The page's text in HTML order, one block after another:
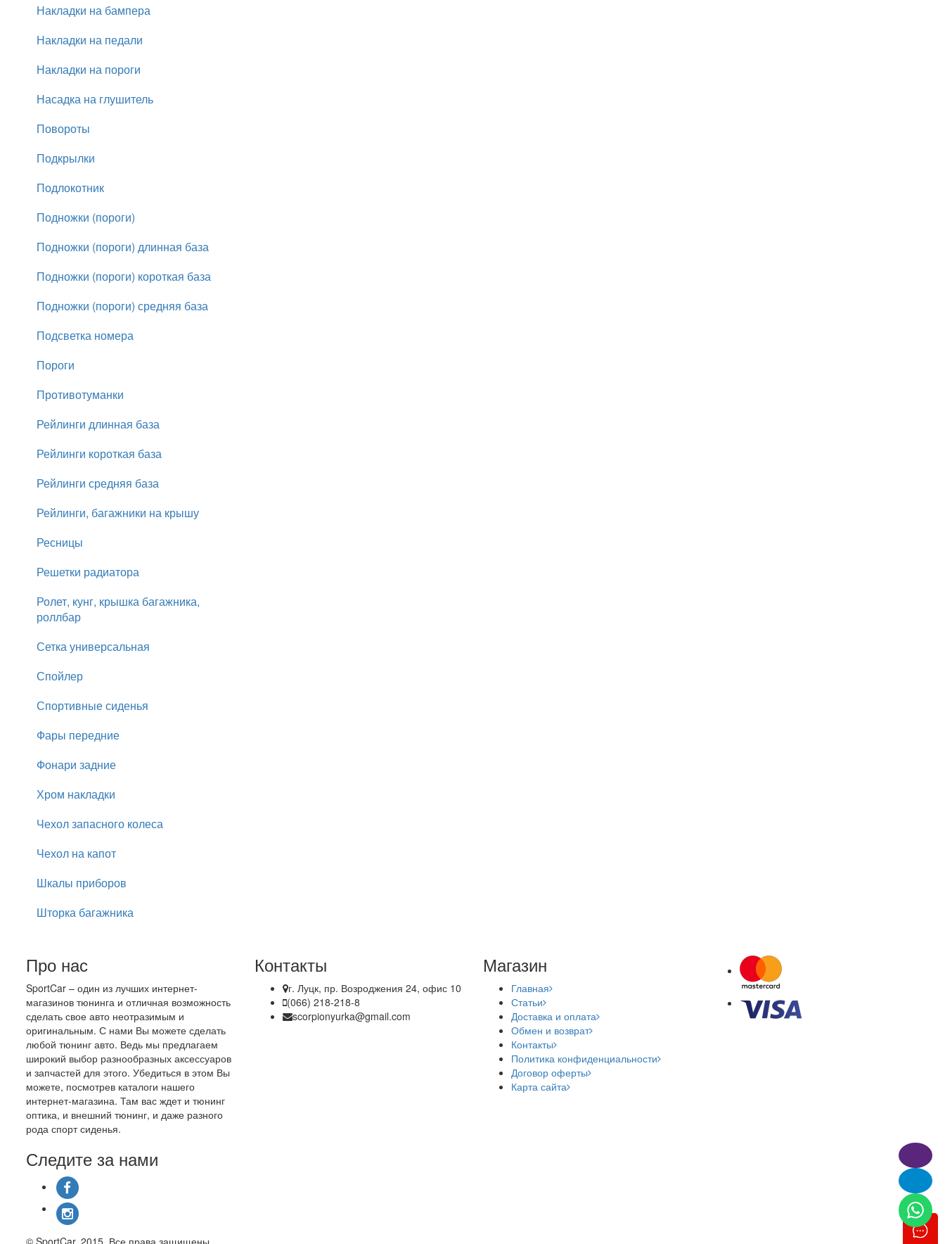
Накладки на бампера
Накладки на педали
Накладки на пороги
Насадка на глушитель
Повороты
Подкрылки
Подлокотник
Подножки (пороги)
Подножки (пороги) длинная база
Подножки (пороги) короткая база
Подножки (пороги) средняя база
Подсветка номера
Пороги
Противотуманки
Рейлинги длинная база
Рейлинги короткая база
Рейлинги средняя база
Рейлинги, багажники на крышу
Ресницы
Решетки радиатора
Ролет, кунг, крышка багажника,
роллбар
Сетка универсальная
Спойлер
Спортивные сиденья
Фары передние
Фонари задние
Хром накладки
Чехол запасного колеса
Чехол на капот
Шкалы приборов
Шторка багажника
Про нас
SportCar – один из лучших интернет-
магазинов тюнинга и отличная возможность
сделать свое авто неотразимым и
оригинальным. С нами Вы можете сделать
любой тюнинг авто. Ведь мы предлагаем
широкий выбор разнообразных аксессуаров
и запчастей для этого. Убедиться в этом Вы
можете, посмотрев каталоги нашего
интернет-магазина. Там вас ждет и тюнинг
оптика, и внешний тюнинг, и даже разного
рода спорт сиденья.
Следите за нами
Контакты
г. Луцк, пр. Возроджения 24, офис 10
(066) 218-218-8
scorpionyurka@gmail.com
Магазин
Главная
Статьи
Доставка и оплата
Обмен и возврат
Контакты
Политика конфиденциальности
Договор оферты
Карта сайта